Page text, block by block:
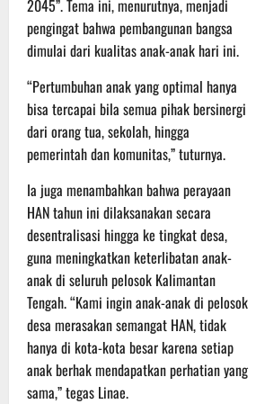
2045”. Tema ini, menurutnya, menjadi
pengingat bahwa pembangunan bangsa
dimulai dari kualitas anak-anak hari ini.
“Pertumbuhan anak yang optimal hanya
bisa tercapai bila semua pihak bersinergi
dari orang tua, sekolah, hingga
pemerintah dan komunitas,” tuturnya.
Ia juga menambahkan bahwa perayaan
HAN tahun ini dilaksanakan secara
desentralisasi hingga ke tingkat desa,
guna meningkatkan keterlibatan anak-
anak di seluruh pelosok Kalimantan
Tengah. “Kami ingin anak-anak di pelosok
desa merasakan semangat HAN, tidak
hanya di kota-kota besar karena setiap
anak berhak mendapatkan perhatian yang
sama,” tegas Linae.